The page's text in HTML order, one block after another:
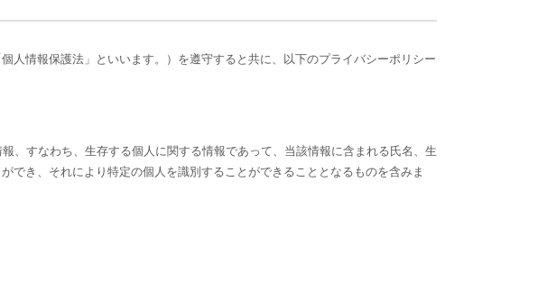
人情報保護法」といいます。）を遵守すると共に、以下のプライバシーポリシー
、すなわち、生存する個人に関する情報であって、当該情報に含まれる氏名、生
き、それにより特定の個人を識別することができることとなるものを含みま